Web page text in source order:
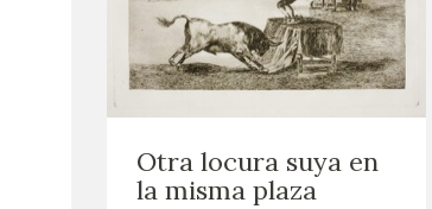
Otra locura suya en
la misma plaza